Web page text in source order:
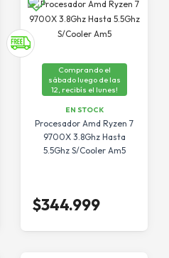
Comprando el
sábado luego de las
12, recibís el lunes!
EN STOCK
Procesador Amd Ryzen 7
9700X 3.8Ghz Hasta
5.5Ghz S/Cooler Am5
$344.999